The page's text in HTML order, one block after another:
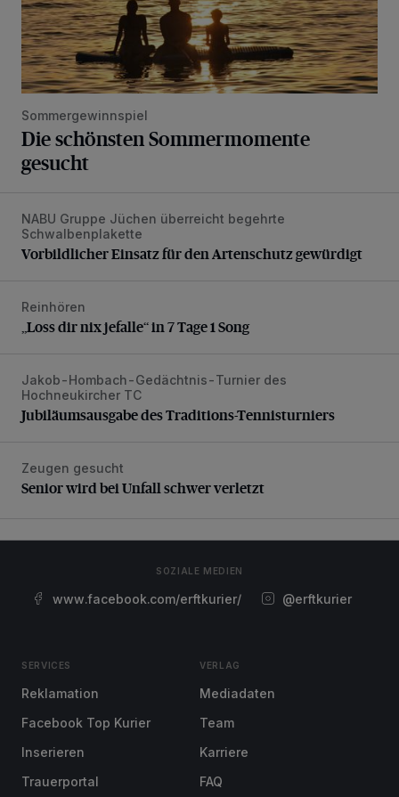
Sommergewinnspiel
Die schönsten Sommermomente
gesucht
Vorbildlicher Einsatz für den Artenschutz gewürdigt
NABU Gruppe Jüchen überreicht begehrte
Schwalbenplakette
Vorbildlicher Einsatz für den Artenschutz gewürdigt
„Loss dir nix jefalle“ in 7 Tage 1 Song
Reinhören
„Loss dir nix jefalle“ in 7 Tage 1 Song
Jubiläumsausgabe des Traditions-Tennisturniers
Jakob-Hombach-Gedächtnis-Turnier des
Hochneukircher TC
Jubiläumsausgabe des Traditions-Tennisturniers
Senior wird bei Unfall schwer verletzt
Zeugen gesucht
Senior wird bei Unfall schwer verletzt
SOZIALE MEDIEN
www.facebook.com/erftkurier/ @erftkurier
SERVICES
Reklamation
Facebook Top Kurier
Inserieren
Trauerportal
VERLAG
Mediadaten
Team
Karriere
FAQ